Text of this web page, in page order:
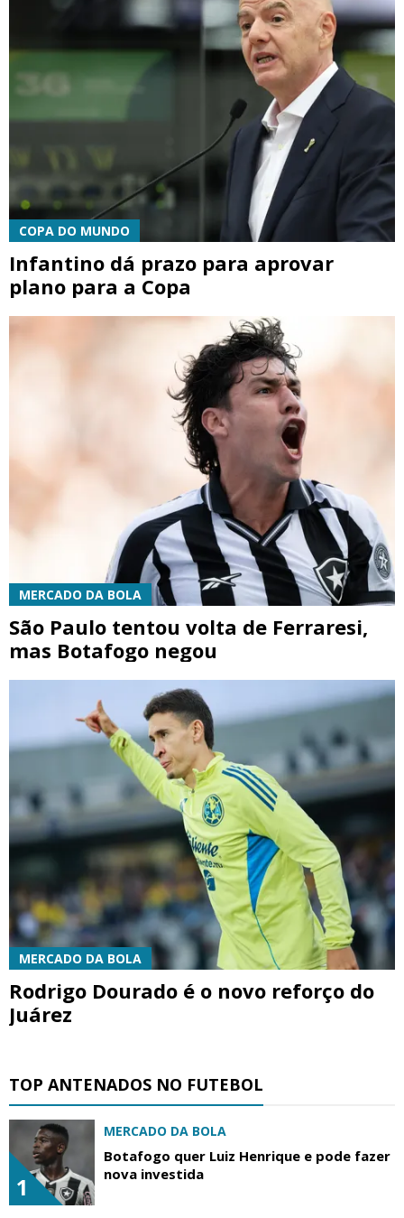
COPA DO MUNDO
Infantino dá prazo para aprovar
plano para a Copa
MERCADO DA BOLA
São Paulo tentou volta de Ferraresi,
mas Botafogo negou
MERCADO DA BOLA
Rodrigo Dourado é o novo reforço do
Juárez
TOP ANTENADOS NO FUTEBOL
1
MERCADO DA BOLA
Botafogo quer Luiz Henrique e pode fazer
nova investida